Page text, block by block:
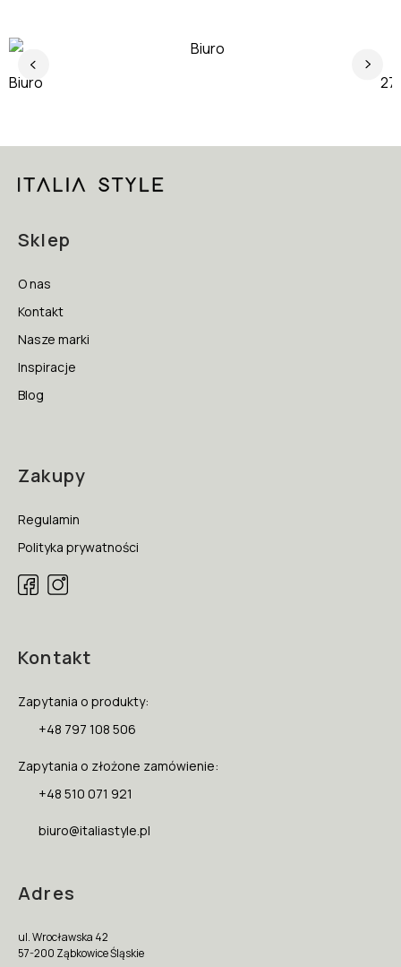
Biuro
Sklep
O nas
Kontakt
Nasze marki
Inspiracje
Blog
Zakupy
Regulamin
Polityka prywatności
Kontakt
Zapytania o produkty:
+48 797 108 506
Zapytania o złożone zamówienie:
+48 510 071 921
biuro@italiastyle.pl
Adres
ul. Wrocławska 42
57-200 Ząbkowice Śląskie